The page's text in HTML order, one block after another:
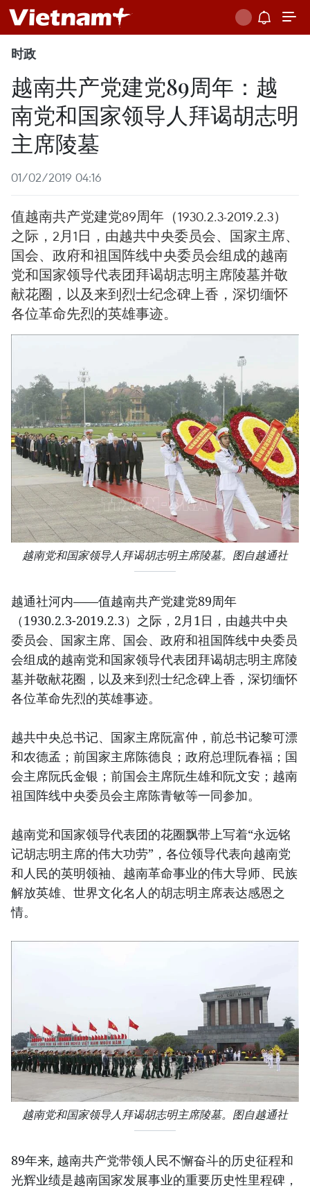
时政
越南共产党建党89周年：越
南党和国家领导人拜谒胡志明
主席陵墓
01/02/2019 04:16
值越南共产党建党89周年（1930.2.3-2019.2.3）
之际，2月1日，由越共中央委员会、国家主席、
国会、政府和祖国阵线中央委员会组成的越南
党和国家领导代表团拜谒胡志明主席陵墓并敬
献花圈，以及来到烈士纪念碑上香，深切缅怀
各位革命先烈的英雄事迹。
越南党和国家领导人拜谒胡志明主席陵墓。图自越通社
越通社河内——值越南共产党建党89周年
（1930.2.3-2019.2.3）之际，2月1日，由越共中央
委员会、国家主席、国会、政府和祖国阵线中央委员
会组成的越南党和国家领导代表团拜谒胡志明主席陵
墓并敬献花圈，以及来到烈士纪念碑上香，深切缅怀
各位革命先烈的英雄事迹。
越共中央总书记、国家主席阮富仲，前总书记黎可漂
和农德孟；前国家主席陈德良；政府总理阮春福；国
会主席阮氏金银；前国会主席阮生雄和阮文安；越南
祖国阵线中央委员会主席陈青敏等一同参加。
越南党和国家领导代表团的花圈飘带上写着“永远铭
记胡志明主席的伟大功劳”，各位领导代表向越南党
和人民的英明领袖、越南革命事业的伟大导师、民族
解放英雄、世界文化名人的胡志明主席表达感恩之
情。
越南党和国家领导人拜谒胡志明主席陵墓。图自越通社
89年来, 越南共产党带领人民不懈奋斗的历史征程和
光辉业绩是越南国家发展事业的重要历史性里程碑，